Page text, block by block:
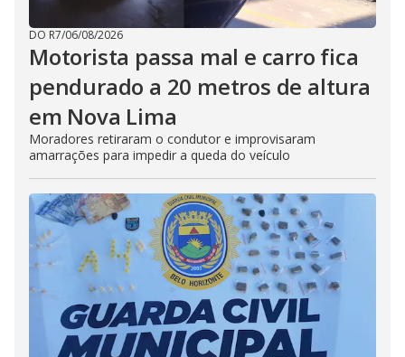
DO R7/06/08/2026
Motorista passa mal e carro fica
pendurado a 20 metros de altura
em Nova Lima
Moradores retiraram o condutor e improvisaram
amarrações para impedir a queda do veículo